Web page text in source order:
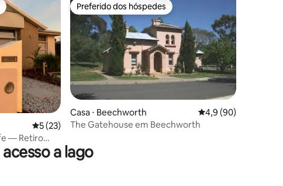
dos hóspedes
5 de uma avaliação média de 5, 23 avaliações
5 (23)
— Retiro
Preferido dos hóspedes
Preferido dos hóspedes
Casa ⋅ Beechworth 4,9 de uma
4,9 (90)
The Gatehouse em Beechworth
a lago